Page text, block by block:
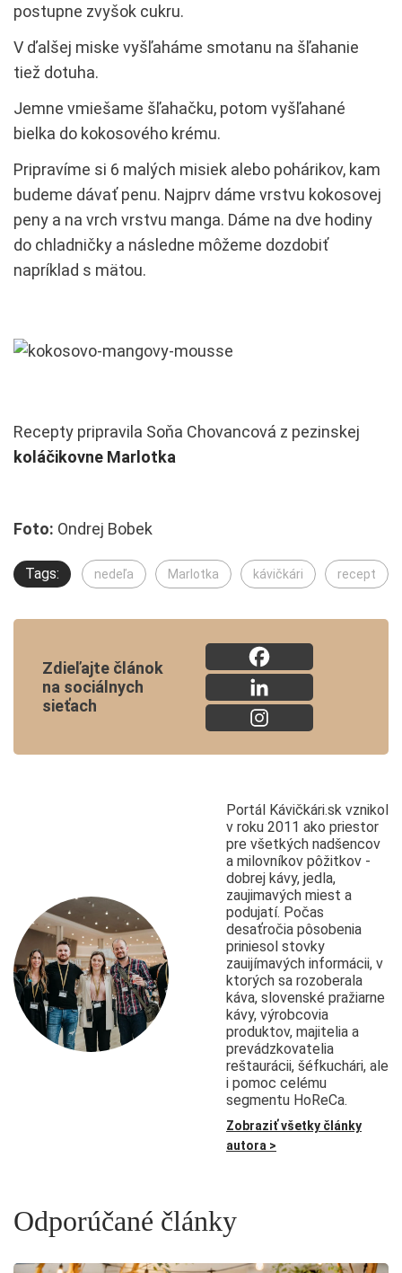
postupne zvyšok cukru.
V ďalšej miske vyšľaháme smotanu na šľahanie
tiež dotuha.
Jemne vmiešame šľahačku, potom vyšľahané
bielka do kokosového krému.
Pripravíme si 6 malých misiek alebo pohárikov, kam
budeme dávať penu. Najprv dáme vrstvu kokosovej
peny a na vrch vrstvu manga. Dáme na dve hodiny
do chladničky a následne môžeme dozdobiť
napríklad s mätou.
Recepty pripravila Soňa Chovancová z pezinskej
koláčikovne Marlotka
Foto: Ondrej Bobek
Tags: nedeľa Marlotka kávičkári recept
Zdieľajte článok
na sociálnych
sieťach
Portál Kávičkári.sk vznikol
v roku 2011 ako priestor
pre všetkých nadšencov
a milovníkov pôžitkov -
dobrej kávy, jedla,
zaujimavých miest a
podujatí. Počas
desaťročia pôsobenia
priniesol stovky
zauijímavých informácii, v
ktorých sa rozoberala
káva, slovenské pražiarne
kávy, výrobcovia
produktov, majitelia a
prevádzkovatelia
reštaurácii, šéfkuchári, ale
i pomoc celému
segmentu HoReCa.
Zobraziť všetky články
autora >
Odporúčané články